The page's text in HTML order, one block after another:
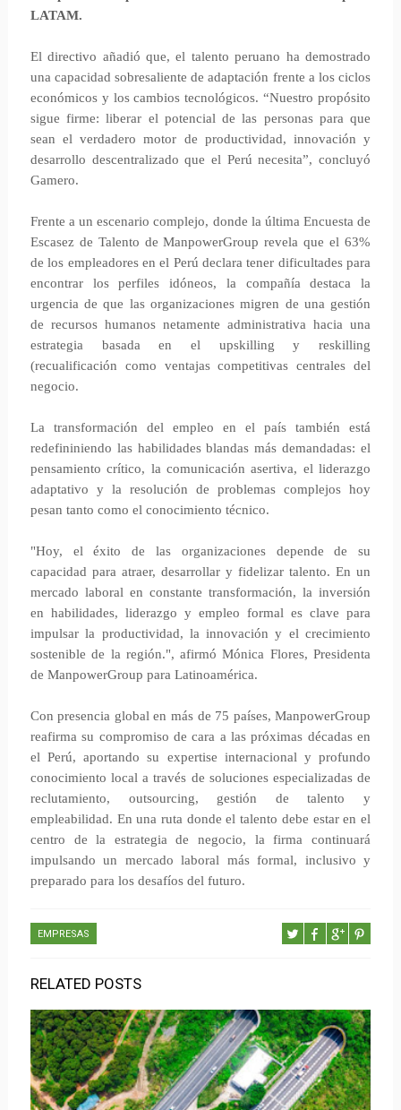
LATAM.
El directivo añadió que, el talento peruano ha demostrado
una capacidad sobresaliente de adaptación frente a los ciclos
económicos y los cambios tecnológicos. “Nuestro propósito
sigue firme: liberar el potencial de las personas para que
sean el verdadero motor de productividad, innovación y
desarrollo descentralizado que el Perú necesita”, concluyó
Gamero.
Frente a un escenario complejo, donde la última Encuesta de
Escasez de Talento de ManpowerGroup revela que el 63%
de los empleadores en el Perú declara tener dificultades para
encontrar los perfiles idóneos, la compañía destaca la
urgencia de que las organizaciones migren de una gestión
de recursos humanos netamente administrativa hacia una
estrategia basada en el upskilling y reskilling
(recualificación como ventajas competitivas centrales del
negocio.
La transformación del empleo en el país también está
redefininiendo las habilidades blandas más demandadas: el
pensamiento crítico, la comunicación asertiva, el liderazgo
adaptativo y la resolución de problemas complejos hoy
pesan tanto como el conocimiento técnico.
"Hoy, el éxito de las organizaciones depende de su
capacidad para atraer, desarrollar y fidelizar talento. En un
mercado laboral en constante transformación, la inversión
en habilidades, liderazgo y empleo formal es clave para
impulsar la productividad, la innovación y el crecimiento
sostenible de la región.", afirmó Mónica Flores, Presidenta
de ManpowerGroup para Latinoamérica.
Con presencia global en más de 75 países, ManpowerGroup
reafirma su compromiso de cara a las próximas décadas en
el Perú, aportando su expertise internacional y profundo
conocimiento local a través de soluciones especializadas de
reclutamiento, outsourcing, gestión de talento y
empleabilidad. En una ruta donde el talento debe estar en el
centro de la estrategia de negocio, la firma continuará
impulsando un mercado laboral más formal, inclusivo y
preparado para los desafíos del futuro.
EMPRESAS
RELATED POSTS